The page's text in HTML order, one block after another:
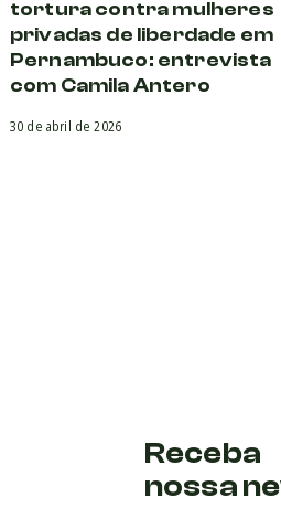
tortura contra mulheres
privadas de liberdade em
Pernambuco: entrevista
com Camila Antero
30 de abril de 2026
Receba
nossa